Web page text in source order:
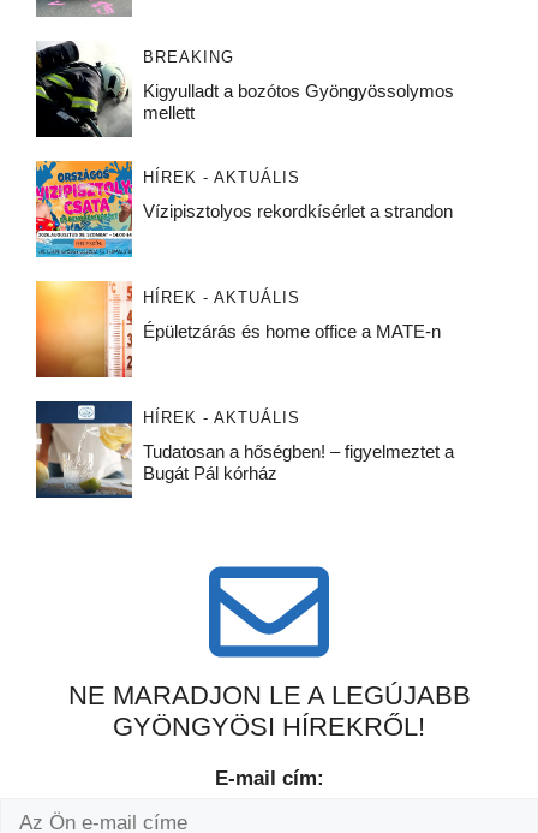
BREAKING
Kigyulladt a bozótos Gyöngyössolymos
mellett
HÍREK - AKTUÁLIS
Vízipisztolyos rekordkísérlet a strandon
HÍREK - AKTUÁLIS
Épületzárás és home office a MATE-n
HÍREK - AKTUÁLIS
Tudatosan a hőségben! – figyelmeztet a
Bugát Pál kórház
NE MARADJON LE A LEGÚJABB
GYÖNGYÖSI HÍREKRŐL!
E-mail cím: